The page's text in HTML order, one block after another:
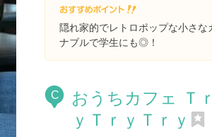
隠れ家的でレトロポップな小さ
ナブルで学生にも◎！
C
おうちカフェ Ｔｒ
ｙＴｒｙＴｒｙ